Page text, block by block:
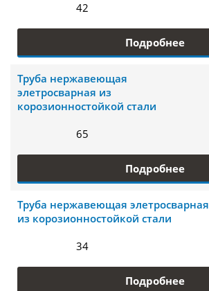
42
Подробнее
Труба нержавеющая
элетросварная из
корозионностойкой стали
65
Подробнее
Труба нержавеющая элетросварная
из корозионностойкой стали
34
Подробнее